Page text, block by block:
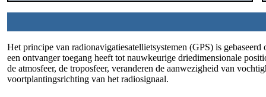
Het principe van radionavigatiesatellietsystemen (GPS) is
een ontvanger toegang heeft tot nauwkeurige driedimensionale
de atmosfeer, de troposfeer, veranderen de aanwezigheid van
voortplantingsrichting van het radiosignaal.